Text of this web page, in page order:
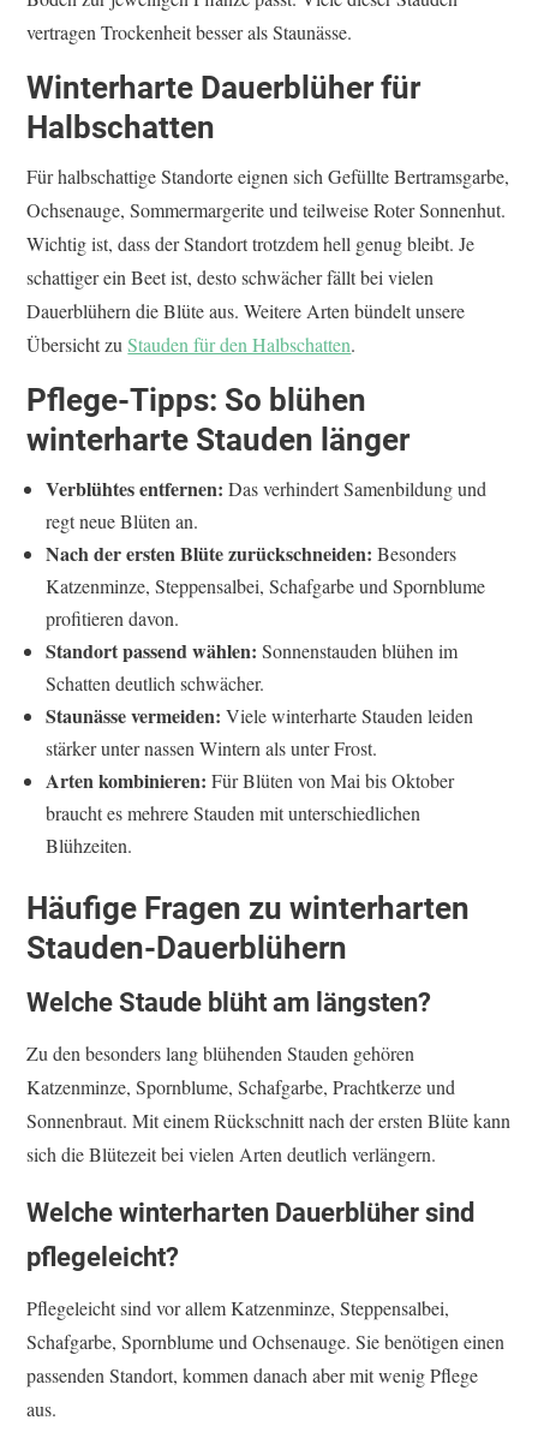
vertragen Trockenheit besser als Staunässe.
Winterharte Dauerblüher für
Halbschatten
Für halbschattige Standorte eignen sich Gefüllte Bertramsgarbe,
Ochsenauge, Sommermargerite und teilweise Roter Sonnenhut.
Wichtig ist, dass der Standort trotzdem hell genug bleibt. Je
schattiger ein Beet ist, desto schwächer fällt bei vielen
Dauerblühern die Blüte aus. Weitere Arten bündelt unsere
Übersicht zuStauden für den Halbschatten.
Pflege-Tipps: So blühen
winterharte Stauden länger
Verblühtes entfernen: Das verhindert Samenbildung und
regt neue Blüten an.
Nach der ersten Blüte zurückschneiden: Besonders
Katzenminze, Steppensalbei, Schafgarbe und Spornblume
profitieren davon.
Standort passend wählen: Sonnenstauden blühen im
Schatten deutlich schwächer.
Staunässe vermeiden: Viele winterharte Stauden leiden
stärker unter nassen Wintern als unter Frost.
Arten kombinieren: Für Blüten von Mai bis Oktober
braucht es mehrere Stauden mit unterschiedlichen
Blühzeiten.
Häufige Fragen zu winterharten
Stauden-Dauerblühern
Welche Staude blüht am längsten?
Zu den besonders lang blühenden Stauden gehören
Katzenminze, Spornblume, Schafgarbe, Prachtkerze und
Sonnenbraut. Mit einem Rückschnitt nach der ersten Blüte kann
sich die Blütezeit bei vielen Arten deutlich verlängern.
Welche winterharten Dauerblüher sind
pflegeleicht?
Pflegeleicht sind vor allem Katzenminze, Steppensalbei,
Schafgarbe, Spornblume und Ochsenauge. Sie benötigen einen
passenden Standort, kommen danach aber mit wenig Pflege
aus.